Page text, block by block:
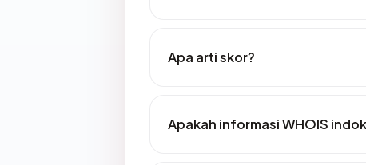
Apa arti skor?
Apakah informasi WHOIS